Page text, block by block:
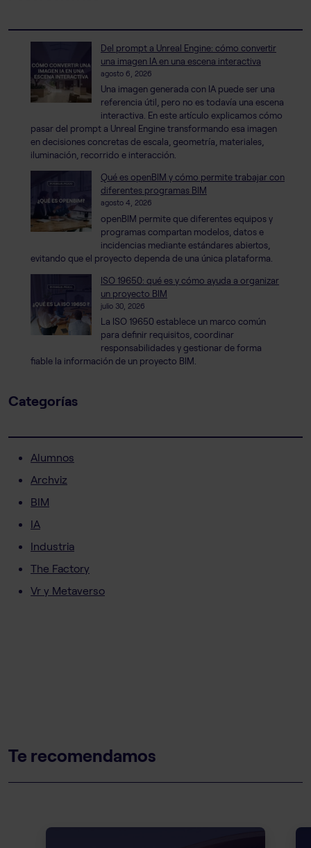
Del prompt a Unreal Engine: cómo convertir
una imagen IA en una escena interactiva
agosto 6, 2026
Una imagen generada con IA puede ser una
referencia útil, pero no es todavía una escena
interactiva. En este artículo explicamos cómo
pasar del prompt a Unreal Engine transformando esa imagen
en decisiones concretas de escala, geometría, materiales,
iluminación, recorrido e interacción.
Qué es openBIM y cómo permite trabajar con
diferentes programas BIM
agosto 4, 2026
openBIM permite que diferentes equipos y
programas compartan modelos, datos e
incidencias mediante estándares abiertos,
evitando que el proyecto dependa de una única plataforma.
ISO 19650: qué es y cómo ayuda a organizar
un proyecto BIM
julio 30, 2026
La ISO 19650 establece un marco común
para definir requisitos, coordinar
responsabilidades y gestionar de forma
fiable la información de un proyecto BIM.
Categorías
Alumnos
Archviz
BIM
IA
Industria
The Factory
Vr y Metaverso
Te recomendamos